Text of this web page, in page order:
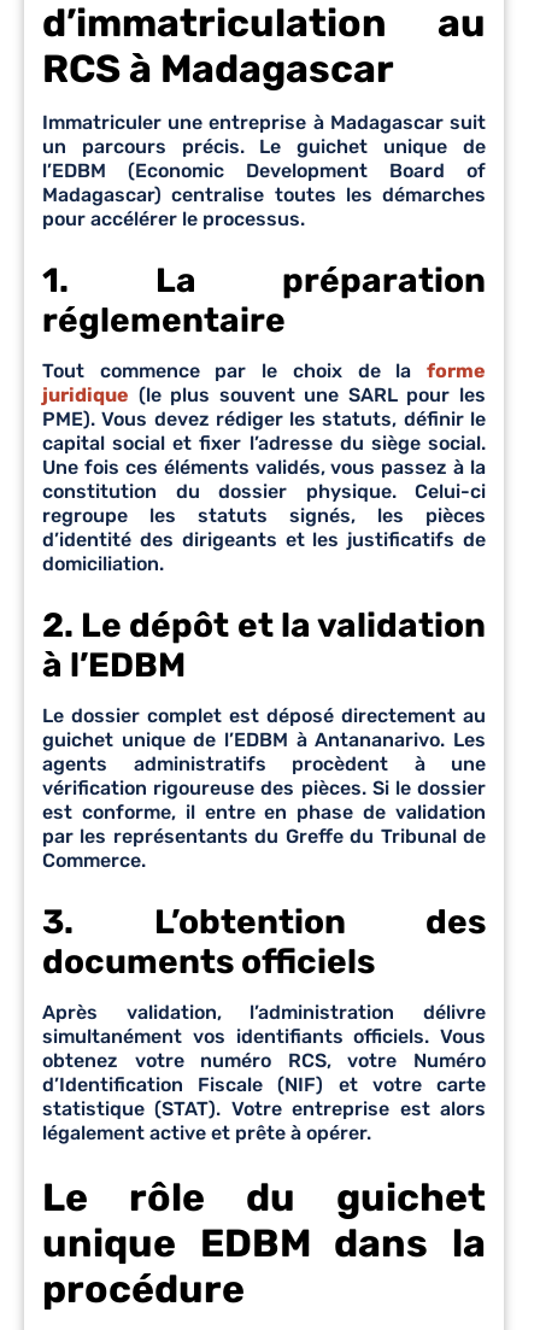
d’immatriculation au
RCS à Madagascar
Immatriculer une entreprise à Madagascar suit
un parcours précis. Le guichet unique de
l’EDBM (Economic Development Board of
Madagascar) centralise toutes les démarches
pour accélérer le processus.
1. La préparation
réglementaire
Tout commence par le choix de la forme
juridique (le plus souvent une SARL pour les
PME). Vous devez rédiger les statuts, définir le
capital social et fixer l’adresse du siège social.
Une fois ces éléments validés, vous passez à la
constitution du dossier physique. Celui-ci
regroupe les statuts signés, les pièces
d’identité des dirigeants et les justificatifs de
domiciliation.
2. Le dépôt et la validation
à l’EDBM
Le dossier complet est déposé directement au
guichet unique de l’EDBM à Antananarivo. Les
agents administratifs procèdent à une
vérification rigoureuse des pièces. Si le dossier
est conforme, il entre en phase de validation
par les représentants du Greffe du Tribunal de
Commerce.
3. L’obtention des
documents officiels
Après validation, l’administration délivre
simultanément vos identifiants officiels. Vous
obtenez votre numéro RCS, votre Numéro
d’Identification Fiscale (NIF) et votre carte
statistique (STAT). Votre entreprise est alors
légalement active et prête à opérer.
Le rôle du guichet
unique EDBM dans la
procédure